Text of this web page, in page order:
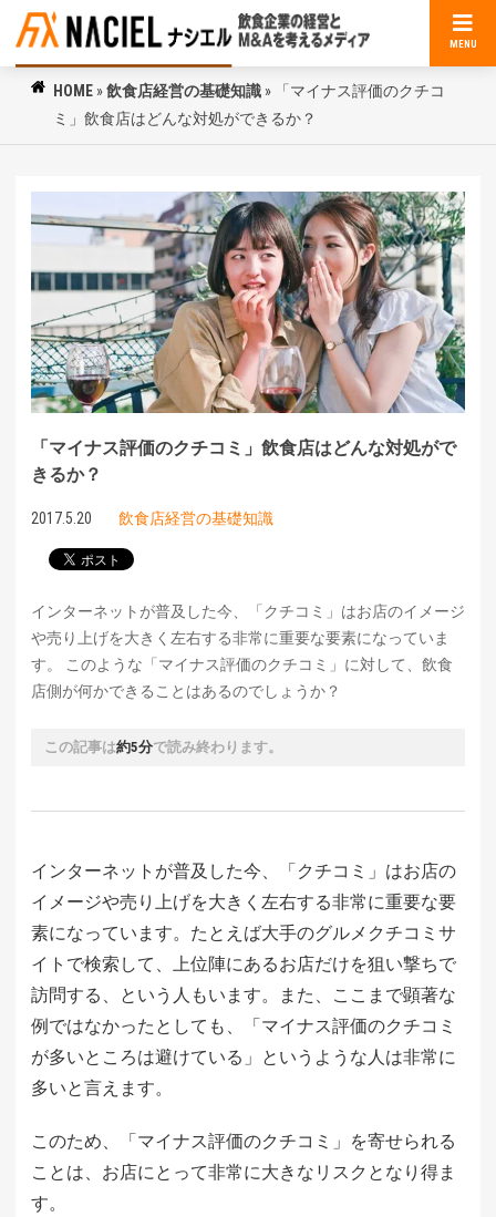
MENU
HOME »飲食店経営の基礎知識 »
「マイナス評価のクチコ
ミ」飲食店はどんな対処ができるか？
「マイナス評価のクチコミ」飲食店はどんな対処がで
きるか？
2017.5.20 飲食店経営の基礎知識
インターネットが普及した今、「クチコミ」はお店のイメージ
や売り上げを大きく左右する非常に重要な要素になっていま
す。 このような「マイナス評価のクチコミ」に対して、飲食
店側が何かできることはあるのでしょうか？
この記事は約5分で読み終わります。
インターネットが普及した今、「クチコミ」はお店の
イメージや売り上げを大きく左右する非常に重要な要
素になっています。たとえば大手のグルメクチコミサ
イトで検索して、上位陣にあるお店だけを狙い撃ちで
訪問する、という人もいます。また、ここまで顕著な
例ではなかったとしても、「マイナス評価のクチコミ
が多いところは避けている」というような人は非常に
多いと言えます。
このため、「マイナス評価のクチコミ」を寄せられる
ことは、お店にとって非常に大きなリスクとなり得ま
す。